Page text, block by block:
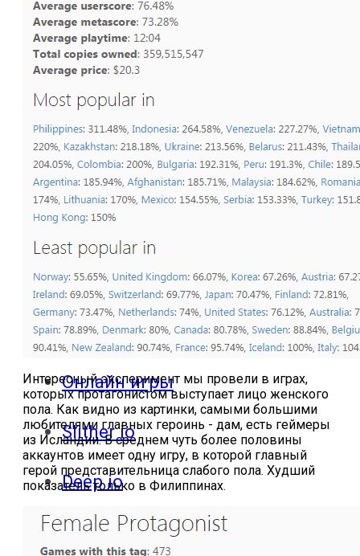
игр
прохождения
мобильных
Где логика
ответы
Онлайн игры
Slither io
Deep io
Интересный эксперимент мы провели в играх,
которых протагонистом выступает лицо женского
пола. Как видно из картинки, самыми большими
любителями главных героинь - дам, есть геймеры
из Исландии. В среднем чуть более половины
аккаунтов имеет одну игру, в которой главный
герой представительница слабого пола. Худший
показатель только в Филиппинах.